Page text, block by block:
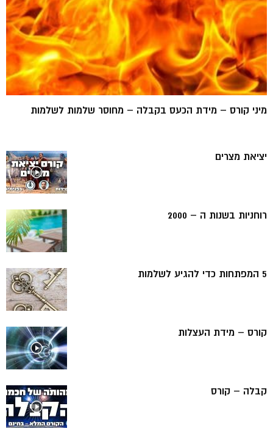
מיני קורס – מידת הכעס בקבלה – מחוסר שלמות לשלמות
יציאת מצרים
רוחניות בשנות ה – 2000
5 המפתחות כדי להגיע לשלמות
קורס – מידת העצלות
קבלה – קורס